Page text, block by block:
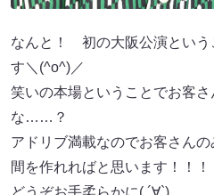
なんと！ 初の大阪公演という
す＼(^o^)／
笑いの本場ということでお客
な……？
アドリブ満載なのでお客さん
間を作れればと思います！！！
どうぞお手柔らかに( ´∀`)